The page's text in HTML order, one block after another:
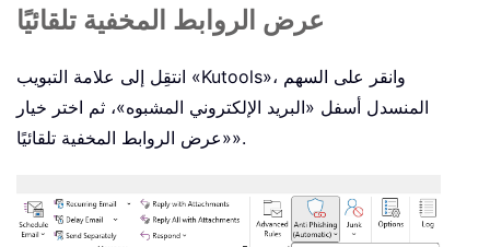
عرض الروابط المخفية تلقائيًا
انتقِل إلى علامة التبويب «Kutools»، وانقر على السهم
المنسدل أسفل «البريد الإلكتروني المشبوه»، ثم اختر خيار
«عرض الروابط المخفية تلقائيًا».